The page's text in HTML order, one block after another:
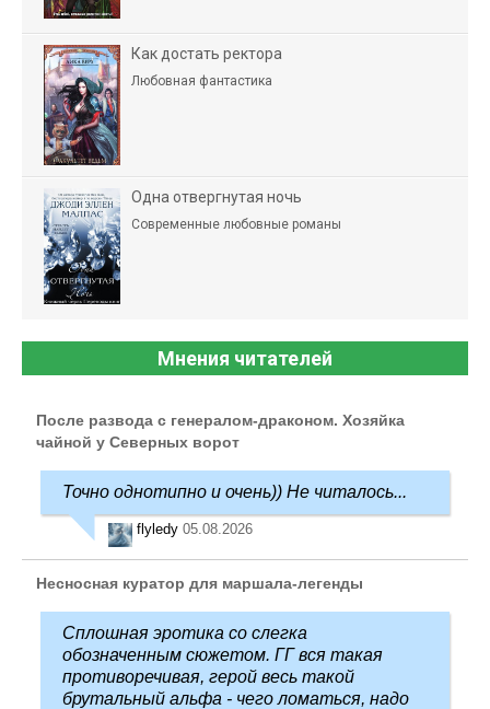
Как достать ректора
Любовная фантастика
Одна отвергнутая ночь
Современные любовные романы
Мнения читателей
После развода с генералом-драконом. Хозяйка
чайной у Северных ворот
Точно однотипно и очень)) Не читалось...
flyledy 05.08.2026
Несносная куратор для маршала-легенды
Сплошная эротика со слегка
обозначенным сюжетом. ГГ вся такая
противоречивая, герой весь такой
брутальный альфа - чего ломаться, надо